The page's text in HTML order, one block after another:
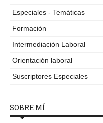
Especiales - Temáticas
Formación
Intermediación Laboral
Orientación laboral
Suscriptores Especiales
SOBRE MÍ